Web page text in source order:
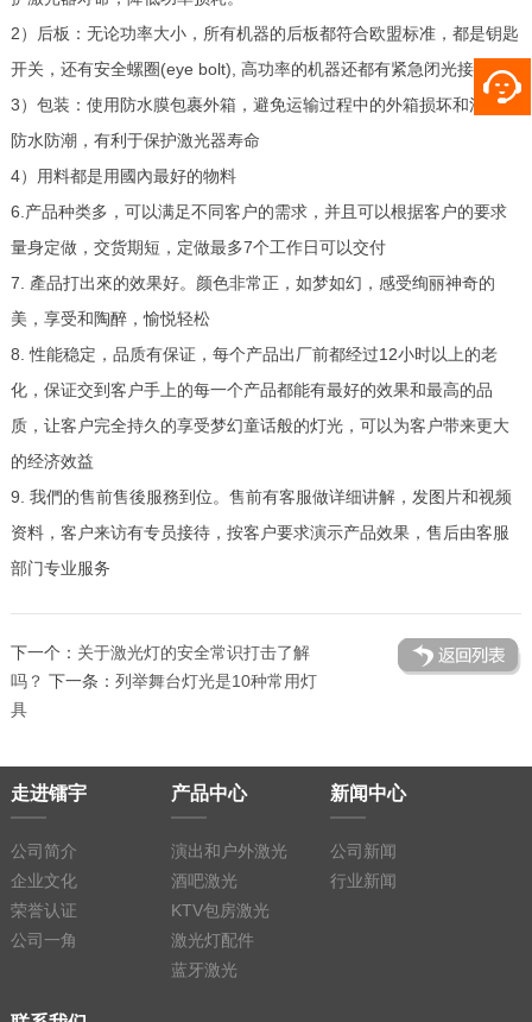
2）后板：无论功率大小，所有机器的后板都符合欧盟标准，都是钥匙
开关，还有安全螺圈(eye bolt), 高功率的机器还都有紧急闭光接口
3）包装：使用防水膜包裹外箱，避免运输过程中的外箱损坏和污渍，
防水防潮，有利于保护激光器寿命
4）用料都是用國內最好的物料
6.产品种类多，可以满足不同客户的需求，并且可以根据客户的要求
量身定做，交货期短，定做最多7个工作日可以交付
7. 產品打出來的效果好。颜色非常正，如梦如幻，感受绚丽神奇的
美，享受和陶醉，愉悦轻松
8. 性能稳定，品质有保证，每个产品出厂前都经过12小时以上的老
化，保证交到客户手上的每一个产品都能有最好的效果和最高的品
质，让客户完全持久的享受梦幻童话般的灯光，可以为客户带来更大
的经济效益
9. 我們的售前售後服務到位。售前有客服做详细讲解，发图片和视频
资料，客户来访有专员接待，按客户要求演示产品效果，售后由客服
部门专业服务
下一个： 关于激光灯的安全常识打击了解
吗？ 下一条： 列举舞台灯光是10种常用灯
具
走进镭宇
公司简介
企业文化
荣誉认证
公司一角
产品中心
演出和户外激光
酒吧激光
KTV包房激光
激光灯配件
蓝牙激光
新闻中心
公司新闻
行业新闻